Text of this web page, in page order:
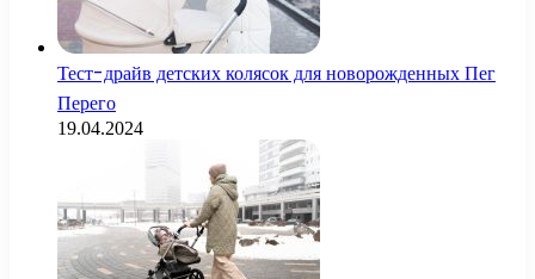
Тест-драйв детских колясок для новорожденных Пег
Перего
19.04.2024